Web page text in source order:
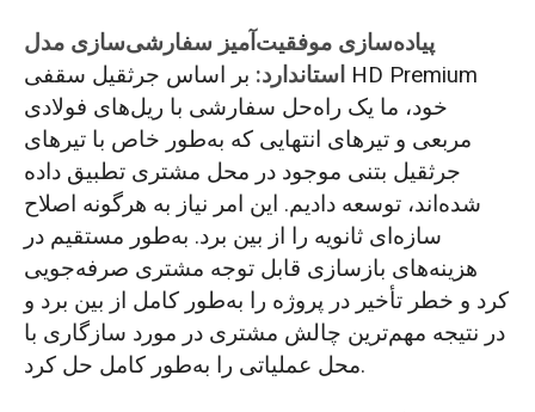
پیاده‌سازی موفقیت‌آمیز سفارشی‌سازی مدل
استاندارد: بر اساس جرثقیل سقفی HD Premium
خود، ما یک راه‌حل سفارشی با ریل‌های فولادی
مربعی و تیرهای انتهایی که به‌طور خاص با تیرهای
جرثقیل بتنی موجود در محل مشتری تطبیق داده
شده‌اند، توسعه دادیم. این امر نیاز به هرگونه اصلاح
سازه‌ای ثانویه را از بین برد. به‌طور مستقیم در
هزینه‌های بازسازی قابل توجه مشتری صرفه‌جویی
کرد و خطر تأخیر در پروژه را به‌طور کامل از بین برد و
در نتیجه مهم‌ترین چالش مشتری در مورد سازگاری با
محل عملیاتی را به‌طور کامل حل کرد.